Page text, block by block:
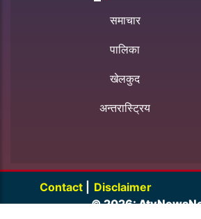
समाचार
पालिका
खेलकुद
अन्तरास्ट्रिय
Contact
Disclaimer
© 2026: